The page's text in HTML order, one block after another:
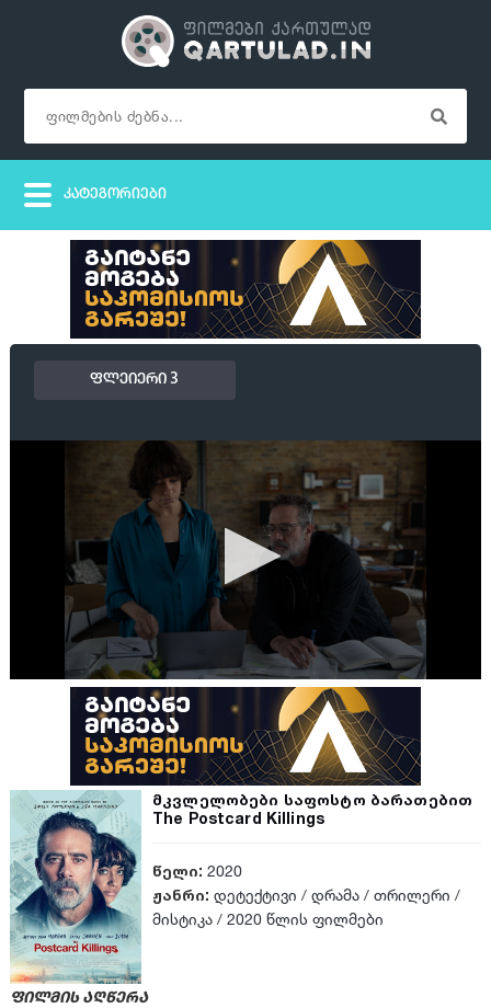
ფლეიერი 3
მკვლელობები საფოსტო ბარათებით
The Postcard Killings
წელი: 2020
ჟანრი: დეტექტივი / დრამა / თრილერი /
მისტიკა / 2020 წლის ფილმები
ფილმის აღწერა